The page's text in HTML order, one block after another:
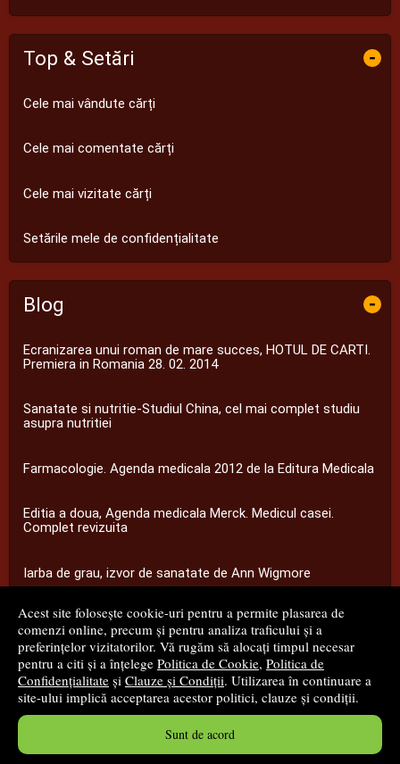
Acest site folosește cookie-uri pentru a permite plasarea de
comenzi online, precum și pentru analiza traficului și a
preferințelor vizitatorilor. Vă rugăm să alocați timpul necesar
pentru a citi și a înțelege Politica de Cookie, Politica de
Confidențialitate și Clauze și Condiții. Utilizarea în continuare a
site-ului implică acceptarea acestor politici, clauze și condiții.
Sunt de acord
Top & Setări -
Cele mai vândute cărți
Cele mai comentate cărți
Cele mai vizitate cărți
Setările mele de confidențialitate
Blog -
Ecranizarea unui roman de mare succes, HOTUL DE CARTI.
Premiera in Romania 28. 02. 2014
Sanatate si nutritie-Studiul China, cel mai complet studiu
asupra nutritiei
Farmacologie. Agenda medicala 2012 de la Editura Medicala
Editia a doua, Agenda medicala Merck. Medicul casei.
Complet revizuita
Iarba de grau, izvor de sanatate de Ann Wigmore
...toate știrile
© 2008 - 2026S.C. M.G. Net Distribution S.R.L.
Magazin onlinecreat deVital Soft